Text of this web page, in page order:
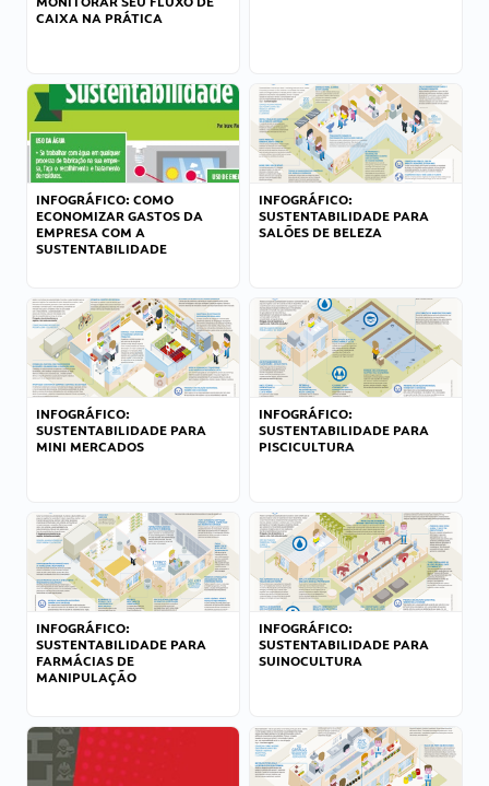
CAIXA NA PRÁTICA
INFOGRÁFICO: COMO
ECONOMIZAR GASTOS DA
EMPRESA COM A
SUSTENTABILIDADE
INFOGRÁFICO:
SUSTENTABILIDADE PARA
SALÕES DE BELEZA
INFOGRÁFICO:
SUSTENTABILIDADE PARA
MINI MERCADOS
INFOGRÁFICO:
SUSTENTABILIDADE PARA
PISCICULTURA
INFOGRÁFICO:
SUSTENTABILIDADE PARA
FARMÁCIAS DE
MANIPULAÇÃO
INFOGRÁFICO:
SUSTENTABILIDADE PARA
SUINOCULTURA